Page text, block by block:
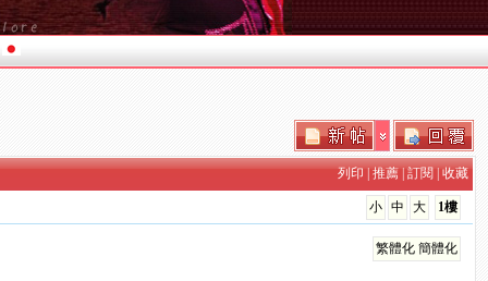
列印 |推薦 |訂閱 |收藏
1樓
大
中
小
繁體化 簡體化